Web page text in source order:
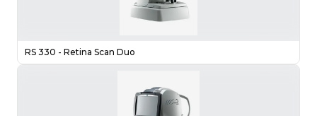
RS 330 - Retina Scan Duo